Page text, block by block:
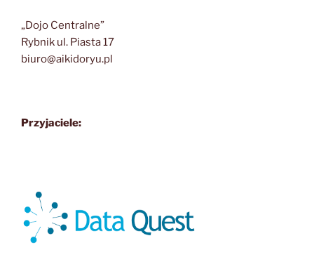
„Dojo Centralne”
Rybnik ul. Piasta 17
biuro@aikidoryu.pl
Przyjaciele: